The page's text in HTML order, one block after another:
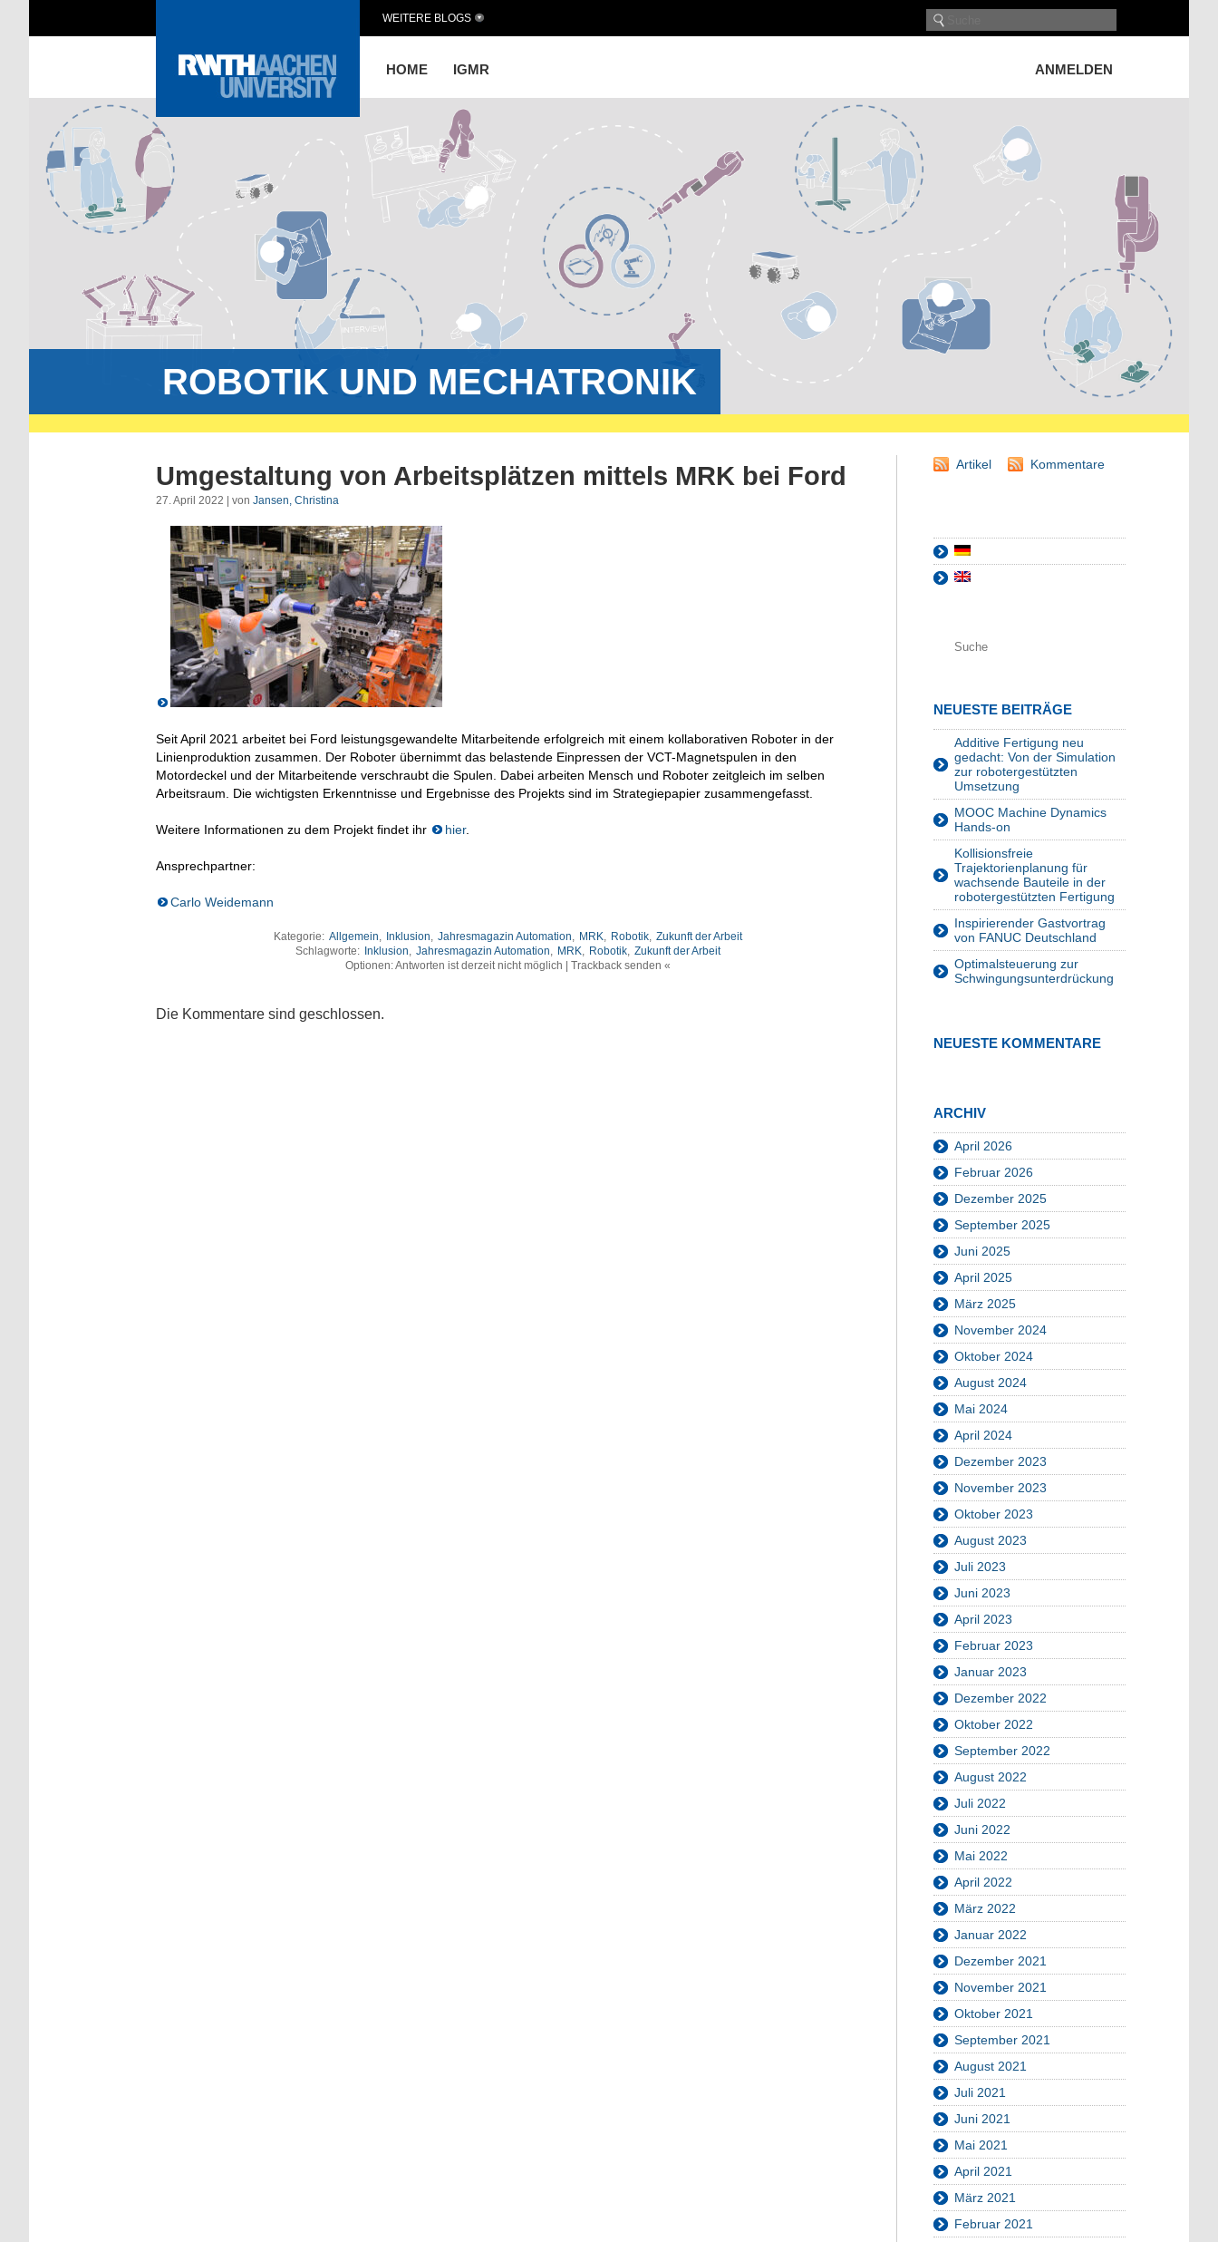
HOME IGMR ANMELDEN
WEITERE BLOGS
ROBOTIK UND MECHATRONIK
Umgestaltung von Arbeitsplätzen mittels MRK bei Ford
27. April 2022 | von Jansen, Christina
Seit April 2021 arbeitet bei Ford leistungsgewandelte Mitarbeitende erfolgreich mit einem kollaborativen Roboter in der
Linienproduktion zusammen. Der Roboter übernimmt das belastende Einpressen der VCT-Magnetspulen in den
Motordeckel und der Mitarbeitende verschraubt die Spulen. Dabei arbeiten Mensch und Roboter zeitgleich im selben
Arbeitsraum. Die wichtigsten Erkenntnisse und Ergebnisse des Projekts sind im Strategiepapier zusammengefasst.
Weitere Informationen zu dem Projekt findet ihr hier.
Ansprechpartner:
Carlo Weidemann
Kategorie: Allgemein, Inklusion, Jahresmagazin Automation, MRK, Robotik, Zukunft der Arbeit
Schlagworte: Inklusion, Jahresmagazin Automation, MRK, Robotik, Zukunft der Arbeit
Optionen: Antworten ist derzeit nicht möglich | Trackback senden «
Die Kommentare sind geschlossen.
Artikel Kommentare
NEUESTE BEITRÄGE
Additive Fertigung neu
gedacht: Von der Simulation
zur robotergestützten
Umsetzung
MOOC Machine Dynamics
Hands-on
Kollisionsfreie
Trajektorienplanung für
wachsende Bauteile in der
robotergestützten Fertigung
Inspirierender Gastvortrag
von FANUC Deutschland
Optimalsteuerung zur
Schwingungsunterdrückung
NEUESTE KOMMENTARE
ARCHIV
April 2026
Februar 2026
Dezember 2025
September 2025
Juni 2025
April 2025
März 2025
November 2024
Oktober 2024
August 2024
Mai 2024
April 2024
Dezember 2023
November 2023
Oktober 2023
August 2023
Juli 2023
Juni 2023
April 2023
Februar 2023
Januar 2023
Dezember 2022
Oktober 2022
September 2022
August 2022
Juli 2022
Juni 2022
Mai 2022
April 2022
März 2022
Januar 2022
Dezember 2021
November 2021
Oktober 2021
September 2021
August 2021
Juli 2021
Juni 2021
Mai 2021
April 2021
März 2021
Februar 2021